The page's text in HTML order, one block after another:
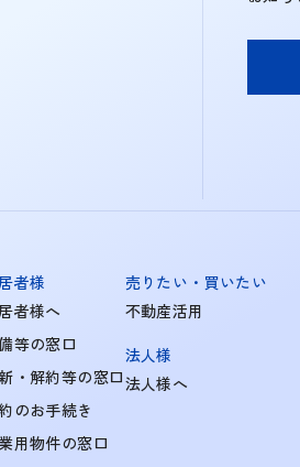
者様
者様へ
等の窓口
・解約等の窓口
のお手続き
用物件の窓口
売りたい・買いたい
不動産活用
法人様
法人様へ